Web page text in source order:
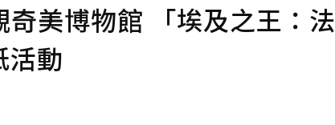
美博物館 「埃及之王：法
活動